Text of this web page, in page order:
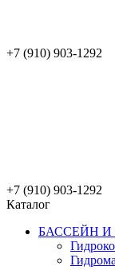
+7 (910) 903-1292
+7 (910) 903-1292
Каталог
БАССЕЙН